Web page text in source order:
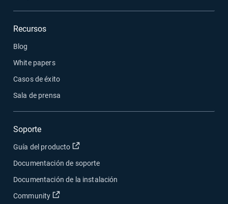
Recursos
Blog
White papers
Casos de éxito
Sala de prensa
Soporte
Guía del producto Abrir en una nueva ventana
Documentación de soporte
Documentación de la instalación
Community
Abrir en una nueva ventana